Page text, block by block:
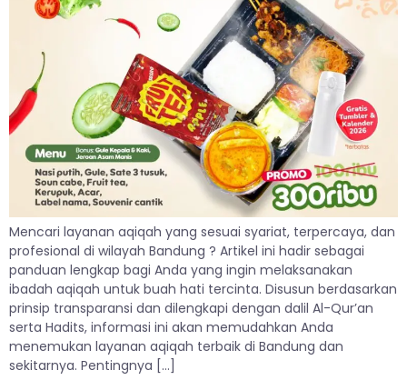
Mencari layanan aqiqah yang sesuai syariat, terpercaya, dan
profesional di wilayah Bandung ? Artikel ini hadir sebagai
panduan lengkap bagi Anda yang ingin melaksanakan
ibadah aqiqah untuk buah hati tercinta. Disusun berdasarkan
prinsip transparansi dan dilengkapi dengan dalil Al-Qur’an
serta Hadits, informasi ini akan memudahkan Anda
menemukan layanan aqiqah terbaik di Bandung dan
sekitarnya. Pentingnya […]